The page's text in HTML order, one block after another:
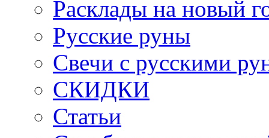
Расклады на новый
Русские руны
Свечи с русскими
СКИДКИ
Статьи